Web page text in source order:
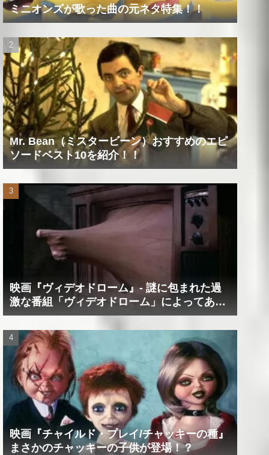
ミニオンズが歌った曲の元ネタ特集！！
Mr. Bean（ミスタービーン）おすすめのエピ
ソードベスト10を紹介！！
映画『ヴィデオドローム』‐ 謎に包まれた過
激な番組「ヴィデオドローム」によってあな
たの精神は蝕まれる！
映画『チャイルド・プレイ/チャッキーの種』
まさかのチャッキーの子供が登場！？